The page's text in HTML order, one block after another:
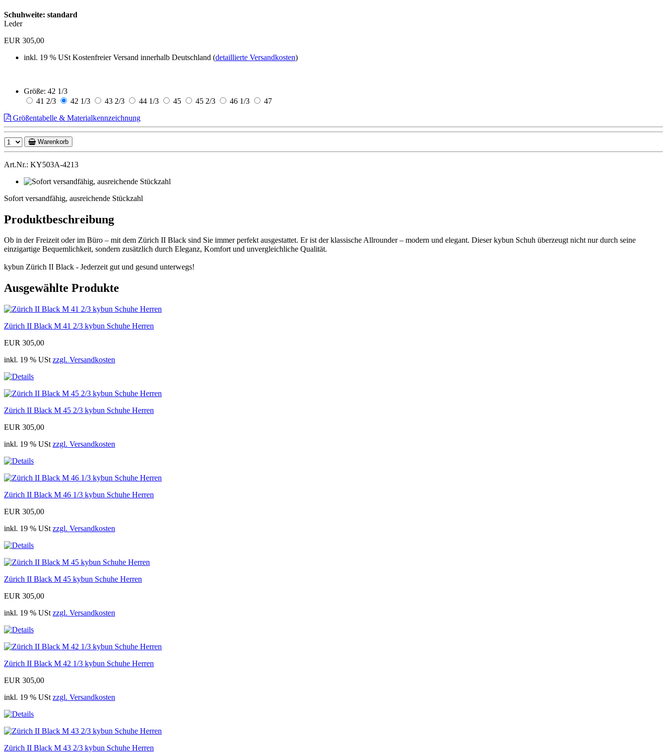
Schuhweite: standard
Leder
EUR 305,00
inkl. 19 % USt Kostenfreier Versand innerhalb Deutschland (detaillierte Versandkosten)
Größe: 42 1/3
41 2/3
42 1/3 43 2/3 44 1/3 45 45 2/3 46 1/3
47
Größentabelle & Materialkennzeichnung
Warenkorb
Art.Nr.: KY503A-4213
Sofort versandfähig, ausreichende Stückzahl
Produktbeschreibung
Ob in der Freizeit oder im Büro – mit dem Zürich II Black sind Sie immer perfekt ausgestattet. Er ist der klassische Allrounder – modern und elegant. Dieser kybun Schuh überzeugt nicht nur durch seine
einzigartige Bequemlichkeit, sondern zusätzlich durch Eleganz, Komfort und unvergleichliche Qualität.
kybun Zürich II Black - Jederzeit gut und gesund unterwegs!
Ausgewählte Produkte
Zürich II Black M 41 2/3 kybun Schuhe Herren
EUR 305,00
inkl. 19 % USt zzgl. Versandkosten
Zürich II Black M 45 2/3 kybun Schuhe Herren
EUR 305,00
inkl. 19 % USt zzgl. Versandkosten
Zürich II Black M 46 1/3 kybun Schuhe Herren
EUR 305,00
inkl. 19 % USt zzgl. Versandkosten
Zürich II Black M 45 kybun Schuhe Herren
EUR 305,00
inkl. 19 % USt zzgl. Versandkosten
Zürich II Black M 42 1/3 kybun Schuhe Herren
EUR 305,00
inkl. 19 % USt zzgl. Versandkosten
Zürich II Black M 43 2/3 kybun Schuhe Herren